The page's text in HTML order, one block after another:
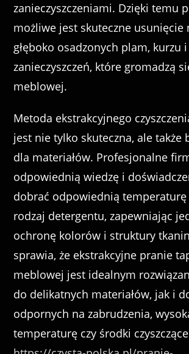
zanieczyszczeniami. Dzięki temu
możliwe jest skuteczne usunięcie
głęboko osadzonych plam, kurzu
zanieczyszczeń, które gromadzą
meblowej.
Metoda ekstrakcyjnego
jest nie tylko skuteczna, ale także
dla materiałów. Profesjonalne
odpowiednią wiedzę i
dobrać odpowiednią
rodzaj detergentu, zapewniając
ochronę kolorów i struktury
sprawia, że ekstrakcyjne pranie
meblowej jest idealnym
do delikatnych materiałów, jak i
odpornych na zabrudzenia,
temperaturę czy środki